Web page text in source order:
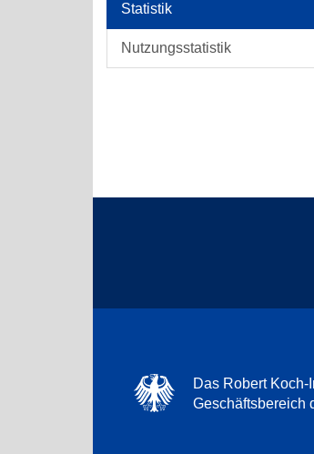
Statistik
Nutzungsstatistik
Das Robert
Geschäftsbereich